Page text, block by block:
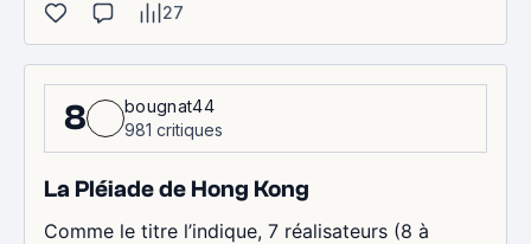
27
8
bougnat44
981 critiques
La Pléiade de Hong Kong
Comme le titre l’indique, 7 réalisateurs (8 à